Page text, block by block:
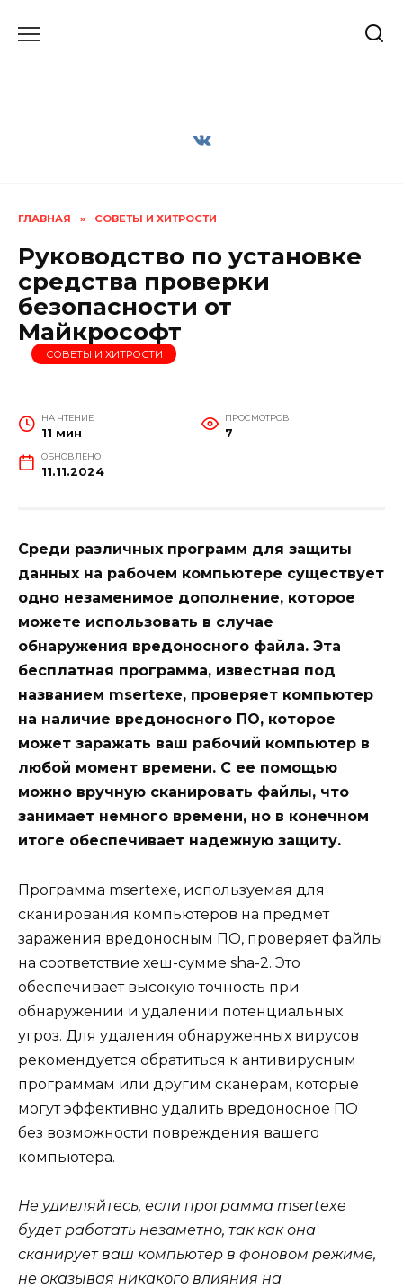
ГЛАВНАЯ » СОВЕТЫ И ХИТРОСТИ
Руководство по установке
средства проверки
безопасности от
Майкрософт
СОВЕТЫ И ХИТРОСТИ
НА ЧТЕНИЕ
11 мин
ПРОСМОТРОВ
7
ОБНОВЛЕНО
11.11.2024
Среди различных программ для защиты
данных на рабочем компьютере существует
одно незаменимое дополнение, которое
можете использовать в случае
обнаружения вредоносного файла. Эта
бесплатная программа, известная под
названием msertexe, проверяет компьютер
на наличие вредоносного ПО, которое
может заражать ваш рабочий компьютер в
любой момент времени. С ее помощью
можно вручную сканировать файлы, что
занимает немного времени, но в конечном
итоге обеспечивает надежную защиту.
Программа msertexe, используемая для
сканирования компьютеров на предмет
заражения вредоносным ПО, проверяет файлы
на соответствие хеш-сумме sha-2. Это
обеспечивает высокую точность при
обнаружении и удалении потенциальных
угроз. Для удаления обнаруженных вирусов
рекомендуется обратиться к антивирусным
программам или другим сканерам, которые
могут эффективно удалить вредоносное ПО
без возможности повреждения вашего
компьютера.
Не удивляйтесь, если программа msertexe
будет работать незаметно, так как она
сканирует ваш компьютер в фоновом режиме,
не оказывая никакого влияния на